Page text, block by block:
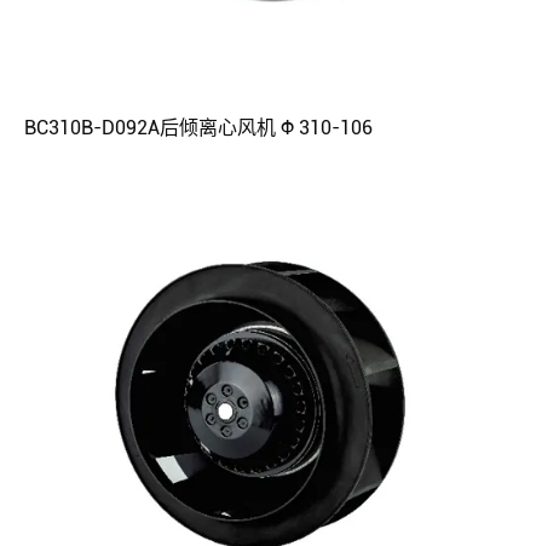
BC310B-D092A后倾离心风机 Φ 310-106